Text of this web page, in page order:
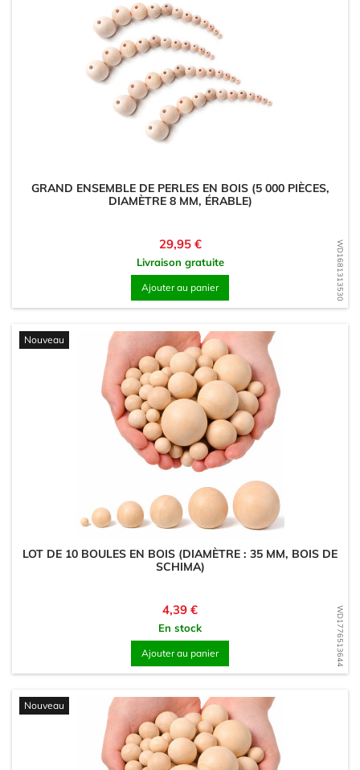
WD1681313530
GRAND ENSEMBLE DE PERLES EN BOIS (5 000 PIÈCES,
DIAMÈTRE 8 MM, ÉRABLE)
Prix
29,95 €
Livraison gratuite
Ajouter au panier
WD1776513644
Nouveau
LOT DE 10 BOULES EN BOIS (DIAMÈTRE : 35 MM, BOIS DE
SCHIMA)
Prix
4,39 €
En stock
Ajouter au panier
Nouveau